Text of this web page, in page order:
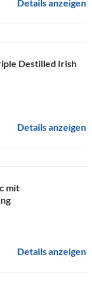
Details anzeigen
Destilled Irish
Details anzeigen
mit
Details anzeigen